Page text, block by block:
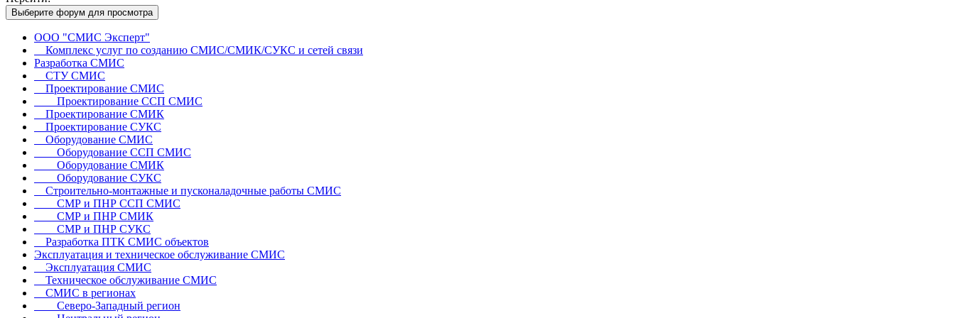
Выберите форум для просмотра
ООО "СМИС Эксперт"
Комплекс услуг по созданию СМИС/СМИК/СУКС и сетей связи
Разработка СМИС
СТУ СМИС
Проектирование СМИС
Проектирование ССП СМИС
Проектирование СМИК
Проектирование СУКС
Оборудование СМИС
Оборудование ССП СМИС
Оборудование СМИК
Оборудование СУКС
Строительно-монтажные и пусконаладочные работы СМИС
СМР и ПНР ССП СМИС
СМР и ПНР СМИК
СМР и ПНР СУКС
Разработка ПТК СМИС объектов
Эксплуатация и техническое обслуживание СМИС
Эксплуатация СМИС
Техническое обслуживание СМИС
СМИС в регионах
Северо-Западный регион